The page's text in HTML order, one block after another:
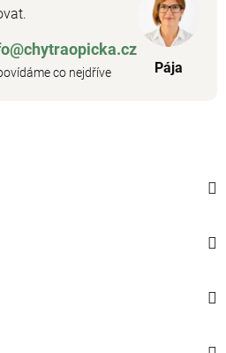
co nejdříve Pája